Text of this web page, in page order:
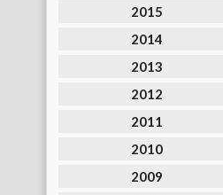
2015
2014
2013
2012
2011
2010
2009